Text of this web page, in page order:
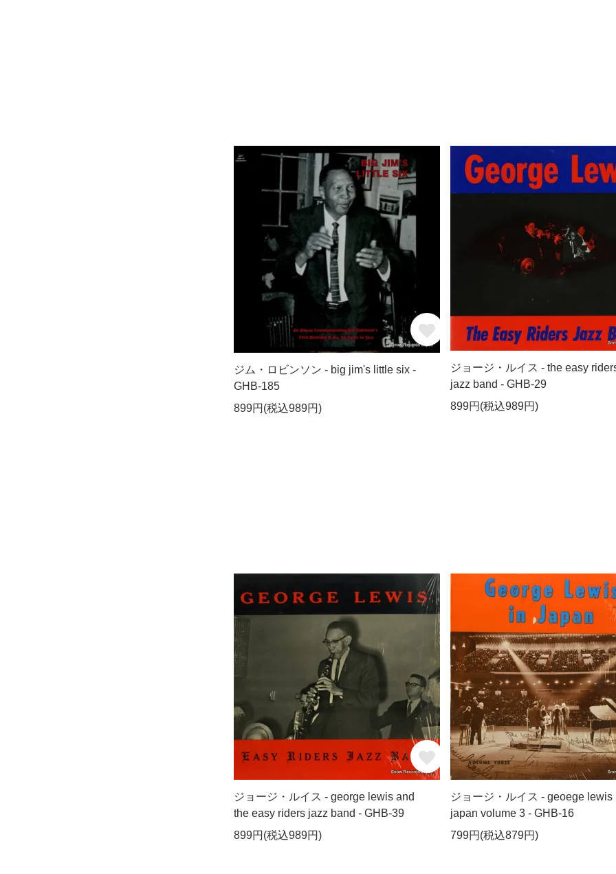
ジム・ロビンソン - big jim's little six -
GHB-185
899円(税込989円)
ジョージ・ルイス - the easy
jazz band - GHB-29
899円(税込989円)
ジョージ・ルイス - george lewis and
the easy riders jazz band - GHB-39
899円(税込989円)
ジョージ・ルイス - geoege lewis
japan volume 3 - GHB-16
799円(税込879円)